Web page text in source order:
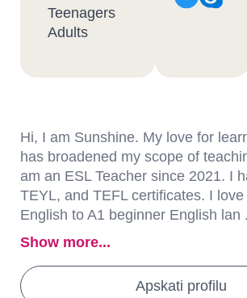
Teenagers
Adults
Hi, I am Sunshine. My love for
has broadened my scope of
am an ESL Teacher since 2021. I
TEYL, and TEFL certificates. I
English to A1 beginner English lan
Show more...
Apskati profilu